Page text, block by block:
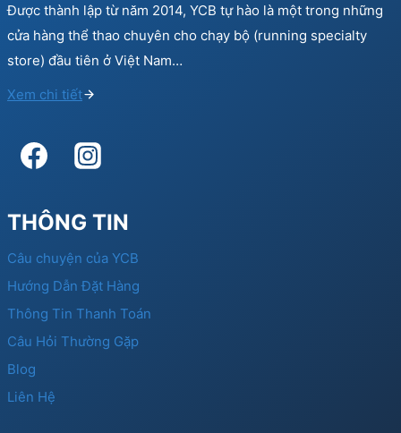
Được thành lập từ năm 2014, YCB tự hào là một trong những
cửa hàng thể thao chuyên cho chạy bộ (running specialty
store) đầu tiên ở Việt Nam…
Xem chi tiết
THÔNG TIN
Câu chuyện của YCB
Hướng Dẫn Đặt Hàng
Thông Tin Thanh Toán
Câu Hỏi Thường Gặp
Blog
Liên Hệ